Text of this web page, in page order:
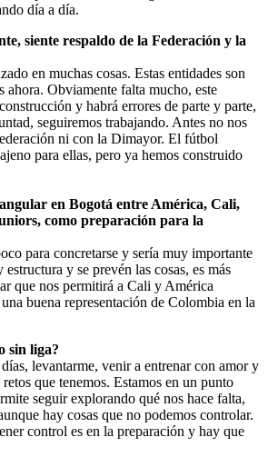
día a día.
siente respaldo de la Federación y la
en muchas cosas. Estas entidades son
ahora. Obviamente falta mucho, este
y habrá errores de parte y parte,
seguiremos trabajando. Antes no nos
ni con la Dimayor. El fútbol
para ellas, pero ya hemos construido
en Bogotá entre América, Cali,
como preparación para la
para concretarse y sería muy importante
y se prevén las cosas, es más
que nos permitirá a Cali y América
buena representación de Colombia en la
sin liga?
levantarme, venir a entrenar con amor y
que tenemos. Estamos en un punto
seguir explorando qué nos hace falta,
hay cosas que no podemos controlar.
control es en la preparación y hay que